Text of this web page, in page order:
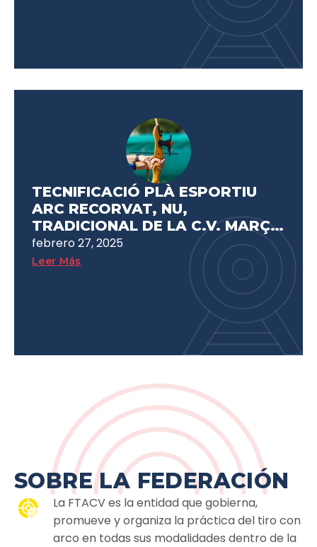
TECNIFICACIÓ PLÀ ESPORTIU
ARC RECORVAT, NU,
TRADICIONAL DE LA C.V. MARÇ /
TECNIFICACIÓN DEL PLAN
DEPORTIVO ARCO RECURVO,
febrero 27, 2025
Leer Más
SOBRE LA FEDERACIÓN
La FTACV es la entidad que gobierna,
promueve y organiza la práctica del tiro con
arco en todas sus modalidades dentro de la